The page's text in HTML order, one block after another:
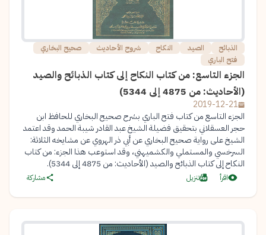
الذبائح الصيد النكاح شروح الأحاديث
صحيح البخاري
فتح الباري
الجزء التاسع: من كتاب النكاح إلى كتاب الذبائح والصيد
(الأحاديث: من 4875 إلى 5344)
2019-12-21
الجزء التاسع من كتاب فتح الباري بشرح صحيح البخاري للحافظ ابن
حجر العسقلاني بتحقيق فضيلة الشيخ عبد القادر شيبة الحمد وقد اعتمد
الشيخ على رواية صحيح البخاري عن أبي ذر الهروي عن مشايخه الثلاثة:
السرخسي والمستملي والكشميهني، وقد استوعب هذا الجزء: من كتاب
النكاح إلى كتاب الذبائح والصيد (الأحاديث: من 4875 إلى 5344).
اقرأ تنزيل مشاركة